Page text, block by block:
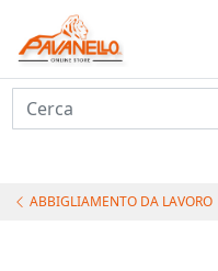
Cerca
ABBIGLIAMENTO DA LAVORO